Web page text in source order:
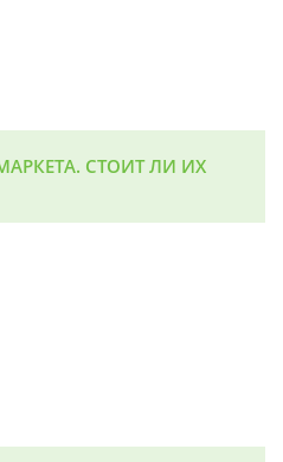
СТОИТ ЛИ ИХ